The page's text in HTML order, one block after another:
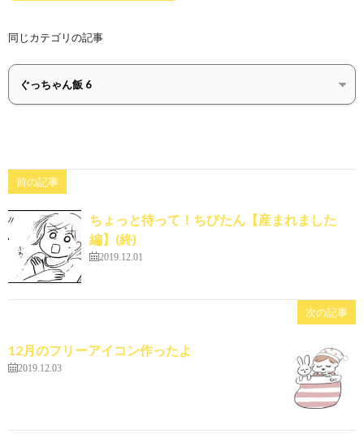
同じカテゴリの記事
前の記事
ちょっと待って！ちびたん【産まれました
編】(終)
2019.12.01
次の記事
12月のフリーアイコン作ったよ
2019.12.03